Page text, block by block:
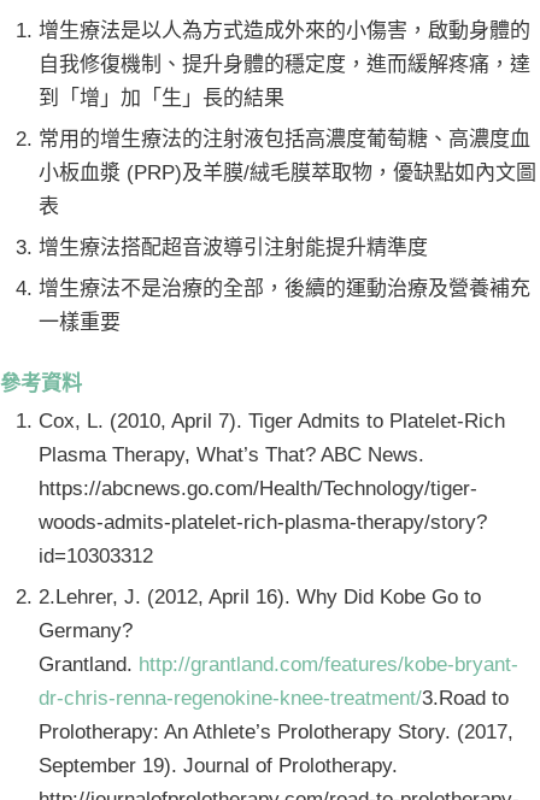
增生療法是以人為方式造成外來的小傷害，啟動身體的
自我修復機制、提升身體的穩定度，進而緩解疼痛，達
到「增」加「生」長的結果
常用的增生療法的注射液包括高濃度葡萄糖、高濃度血
小板血漿 (PRP)及羊膜/絨毛膜萃取物，優缺點如內文圖
表
增生療法搭配超音波導引注射能提升精準度
增生療法不是治療的全部，後續的運動治療及營養補充
一樣重要
參考資料
Cox, L. (2010, April 7). Tiger Admits to Platelet-Rich
Plasma Therapy, What’s That? ABC News.
https://abcnews.go.com/Health/Technology/tiger-
woods-admits-platelet-rich-plasma-therapy/story?
id=10303312
2.Lehrer, J. (2012, April 16). Why Did Kobe Go to
Germany?
Grantland. http://grantland.com/features/kobe-bryant-
dr-chris-renna-regenokine-knee-treatment/3.Road to
Prolotherapy: An Athlete’s Prolotherapy Story. (2017,
September 19). Journal of Prolotherapy.